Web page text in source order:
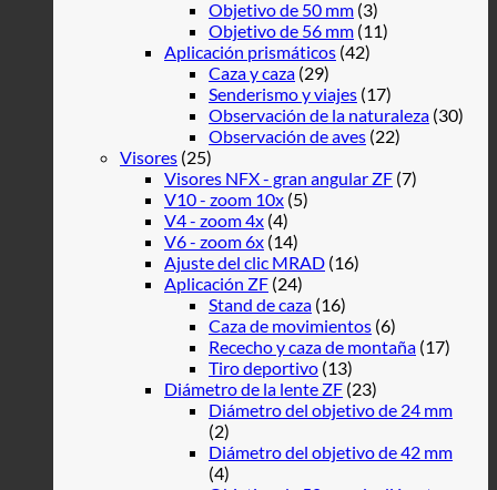
Objetivo de 50 mm (3)
Objetivo de 56 mm (11)
Aplicación prismáticos (42)
Caza y caza (29)
Senderismo y viajes (17)
Observación de la naturaleza (30)
Observación de aves (22)
Visores (25)
Visores NFX - gran angular ZF (7)
V10 - zoom 10x (5)
V4 - zoom 4x (4)
V6 - zoom 6x (14)
Ajuste del clic MRAD (16)
Aplicación ZF (24)
Stand de caza (16)
Caza de movimientos (6)
Rececho y caza de montaña (17)
Tiro deportivo (13)
Diámetro de la lente ZF (23)
Diámetro del objetivo de 24 mm
(2)
Diámetro del objetivo de 42 mm
(4)